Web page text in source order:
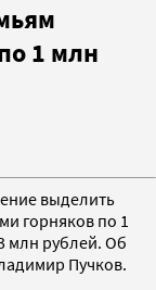
1 млн
выделить
горняков по 1
млн рублей. Об
Пучков.